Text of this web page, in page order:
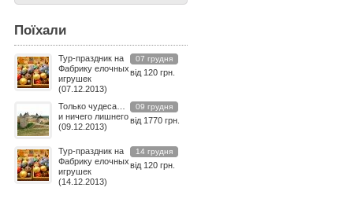
Поїхали
07 грудня
від 120 грн.
Тур-праздник на
Фабрику елочных
игрушек
(07.12.2013)
09 грудня
від 1770 грн.
Только чудеса…
и ничего лишнего
(09.12.2013)
14 грудня
від 120 грн.
Тур-праздник на
Фабрику елочных
игрушек
(14.12.2013)